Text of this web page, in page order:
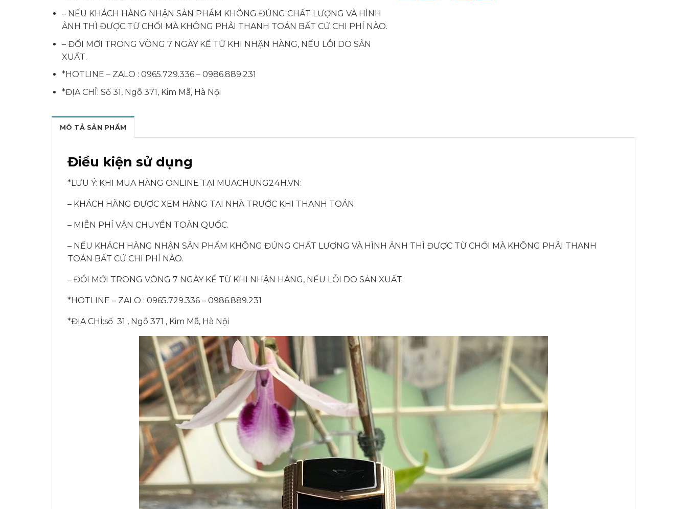
– NẾU KHÁCH HÀNG NHẬN SẢN PHẨM KHÔNG ĐÚNG CHẤT LƯỢNG VÀ HÌNH
ẢNH THÌ ĐƯỢC TỪ CHỐI MÀ KHÔNG PHẢI THANH TOÁN BẤT CỨ CHI PHÍ NÀO.
– ĐỔI MỚI TRONG VÒNG 7 NGÀY KỂ TỪ KHI NHẬN HÀNG, NẾU LỖI DO SẢN
XUẤT.
*HOTLINE – ZALO :0965.729.336 –0986.889.231
*ĐỊA CHỈ: Số 31, Ngõ 371, Kim Mã, Hà Nội
MÔ TẢ SẢN PHẨM
Điều kiện sử dụng
*LƯU Ý: KHI MUA HÀNG ONLINE TẠI MUACHUNG24H.VN:
– KHÁCH HÀNG ĐƯỢC XEM HÀNG TẠI NHÀ TRƯỚC KHI THANH TOÁN.
– MIỄN PHÍ VẬN CHUYỂN TOÀN QUỐC.
– NẾU KHÁCH HÀNG NHẬN SẢN PHẨM KHÔNG ĐÚNG CHẤT LƯỢNG VÀ HÌNH ẢNH THÌ ĐƯỢC TỪ CHỐI MÀ KHÔNG PHẢI THANH
TOÁN BẤT CỨ CHI PHÍ NÀO.
– ĐỔI MỚI TRONG VÒNG 7 NGÀY KỂ TỪ KHI NHẬN HÀNG, NẾU LỖI DO SẢN XUẤT.
*HOTLINE – ZALO : 0965.729.336 – 0986.889.231
*ĐỊA CHỈ:số 31 , Ngõ 371 , Kim Mã, Hà Nội